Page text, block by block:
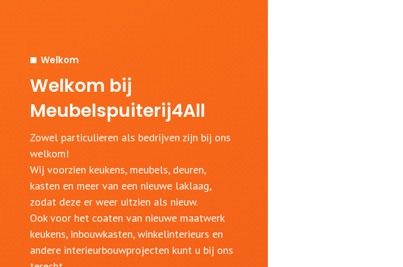
Welkom
Welkom bij
Meubelspuiterij4All
Zowel particulieren als bedrijven zijn bij ons
welkom!
Wij voorzien keukens, meubels, deuren,
kasten en meer van een nieuwe laklaag,
zodat deze er weer uitzien als nieuw.
Ook voor het coaten van nieuwe maatwerk
keukens, inbouwkasten, winkelinterieurs en
andere interieurbouwprojecten kunt u bij ons